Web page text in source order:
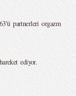
partnerleri orgazm
ediyor.